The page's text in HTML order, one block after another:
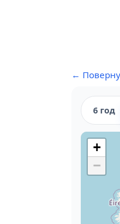
←
6 год
+
−